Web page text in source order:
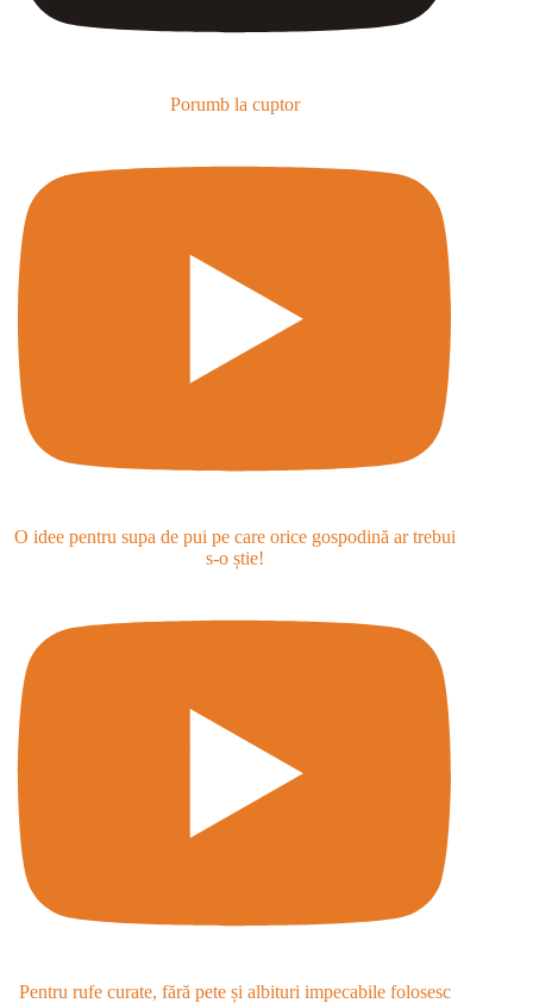
Porumb la cuptor
O idee pentru supa de pui pe care orice gospodină ar trebui
s-o știe!
Pentru rufe curate, fără pete și albituri impecabile folosesc